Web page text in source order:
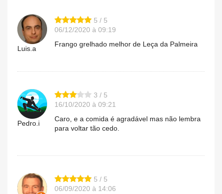
Luis.a
5 / 5
06/12/2020 à 09:19
Frango grelhado melhor de Leça da Palmeira
Pedro.i
3 / 5
16/10/2020 à 09:21
Caro, e a comida é agradável mas não lembra
para voltar tão cedo.
5 / 5
06/09/2020 à 14:06